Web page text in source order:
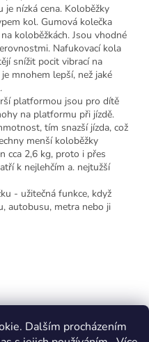
Dalším procházením
nízká cena. Koloběžky
kol. Gumová kolečka
koloběžkách. Jsou vhodné
Nafukovací kola
snížit pocit vibrací na
mnohem lepší, než jaké
platformou jsou pro dítě
na platformu při jízdě.
tím snazší jízda, což
menší koloběžky
cca 2,6 kg, proto i přes
k nejlehčím a. nejtužší
- užitečná funkce, když
autobusu, metra nebo ji